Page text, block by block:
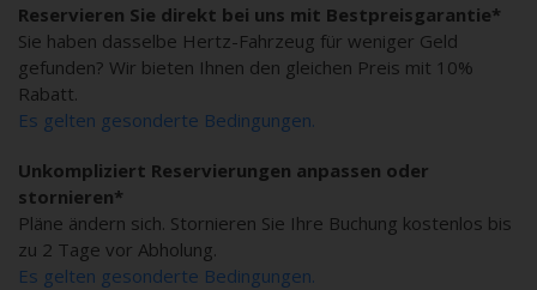
Reservieren Sie direkt bei uns mit Bestpreisgarantie*
Sie haben dasselbe Hertz-Fahrzeug für weniger Geld
gefunden? Wir bieten Ihnen den gleichen Preis mit 10%
Rabatt.
Es gelten gesonderte Bedingungen.
Unkompliziert Reservierungen anpassen oder
stornieren*
Pläne ändern sich. Stornieren Sie Ihre Buchung kostenlos bis
zu 2 Tage vor Abholung.
Es gelten gesonderte Bedingungen.